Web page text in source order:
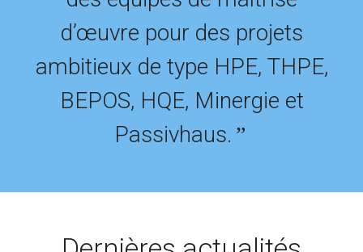
d’œuvre pour des projets
ambitieux de type HPE, THPE,
BEPOS, HQE, Minergie et
Passivhaus. ”